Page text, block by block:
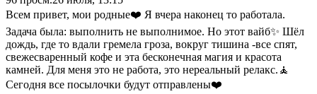
Всем привет, мои родные❤️ Я вчера наконец то работала.
Задача была: выполнить не выполнимое. Но этот вайб✨ Шёл
дождь, где то вдали гремела гроза, вокруг тишина -все спят,
свежесваренный кофе и эта бесконечная магия и красота
камней. Для меня это не работа, это нереальный релакс.🧘
Сегодня все посылочки будут отправлены❤️